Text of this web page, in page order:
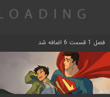
فصل 1 قسمت 6 اضافه شد